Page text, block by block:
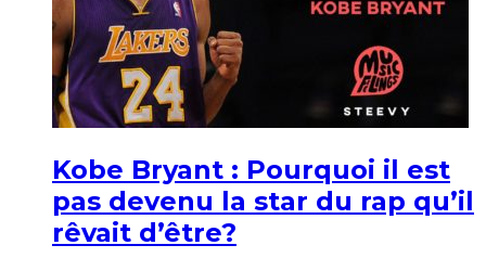
Kobe Bryant : Pourquoi il est
pas devenu la star du rap qu’il
rêvait d’être?